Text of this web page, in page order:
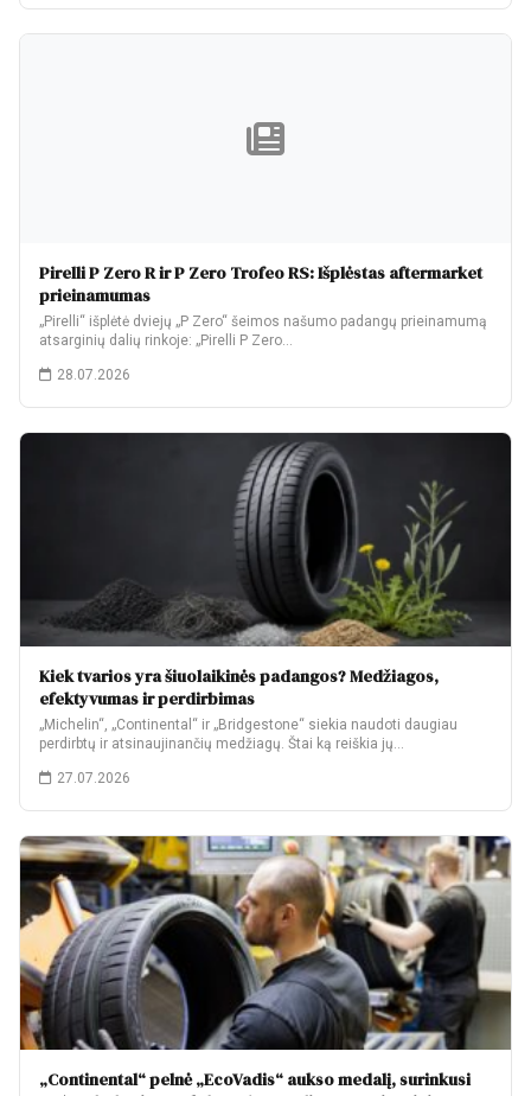
Pirelli P Zero R ir P Zero Trofeo RS: Išplėstas aftermarket
prieinamumas
„Pirelli“ išplėtė dviejų „P Zero“ šeimos našumo padangų prieinamumą
atsarginių dalių rinkoje: „Pirelli P Zero…
28.07.2026
Kiek tvarios yra šiuolaikinės padangos? Medžiagos,
efektyvumas ir perdirbimas
„Michelin“, „Continental“ ir „Bridgestone“ siekia naudoti daugiau
perdirbtų ir atsinaujinančių medžiagų. Štai ką reiškia jų…
27.07.2026
„Continental“ pelnė „EcoVadis“ aukso medalį, surinkusi